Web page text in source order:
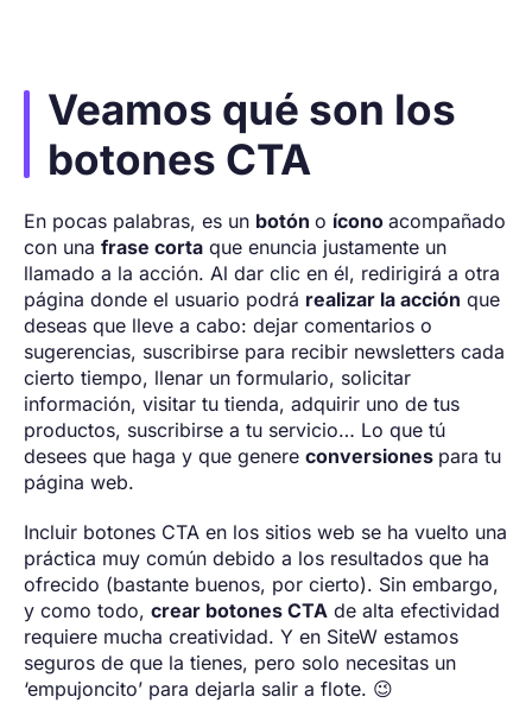
Veamos qué son los
botones CTA
En pocas palabras, es un botón o ícono acompañado
con una frase corta que enuncia justamente un
llamado a la acción. Al dar clic en él, redirigirá a otra
página donde el usuario podrá realizar la acción que
deseas que lleve a cabo: dejar comentarios o
sugerencias, suscribirse para recibir newsletters cada
cierto tiempo, llenar un formulario, solicitar
información, visitar tu tienda, adquirir uno de tus
productos, suscribirse a tu servicio… Lo que tú
desees que haga y que genere conversiones para tu
página web.
Incluir botones CTA en los sitios web se ha vuelto una
práctica muy común debido a los resultados que ha
ofrecido (bastante buenos, por cierto). Sin embargo,
y como todo, crear botones CTA de alta efectividad
requiere mucha creatividad. Y en SiteW estamos
seguros de que la tienes, pero solo necesitas un
‘empujoncito’ para dejarla salir a flote. 😉